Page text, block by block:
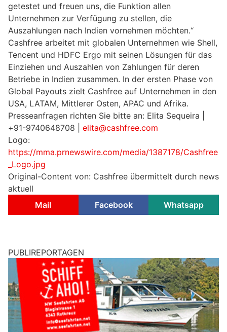
getestet und freuen uns, die Funktion allen
Unternehmen zur Verfügung zu stellen, die
Auszahlungen nach Indien vornehmen möchten.“
Cashfree arbeitet mit globalen Unternehmen wie Shell,
Tencent und HDFC Ergo mit seinen Lösungen für das
Einziehen und Auszahlen von Zahlungen für deren
Betriebe in Indien zusammen. In der ersten Phase von
Global Payouts zielt Cashfree auf Unternehmen in den
USA, LATAM, Mittlerer Osten, APAC und Afrika.
Presseanfragen richten Sie bitte an: Elita Sequeira |
+91-9740648708 | elita@cashfree.com
Logo:
https://mma.prnewswire.com/media/1387178/Cashfree
_Logo.jpg
Original-Content von: Cashfree übermittelt durch news
aktuell
Mail
Facebook Whatsapp
PUBLIREPORTAGEN